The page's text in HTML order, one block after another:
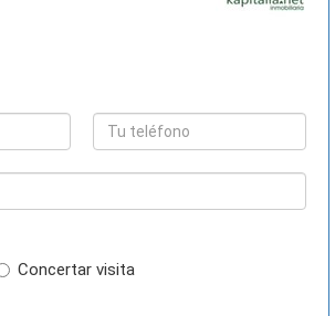
Concertar visita